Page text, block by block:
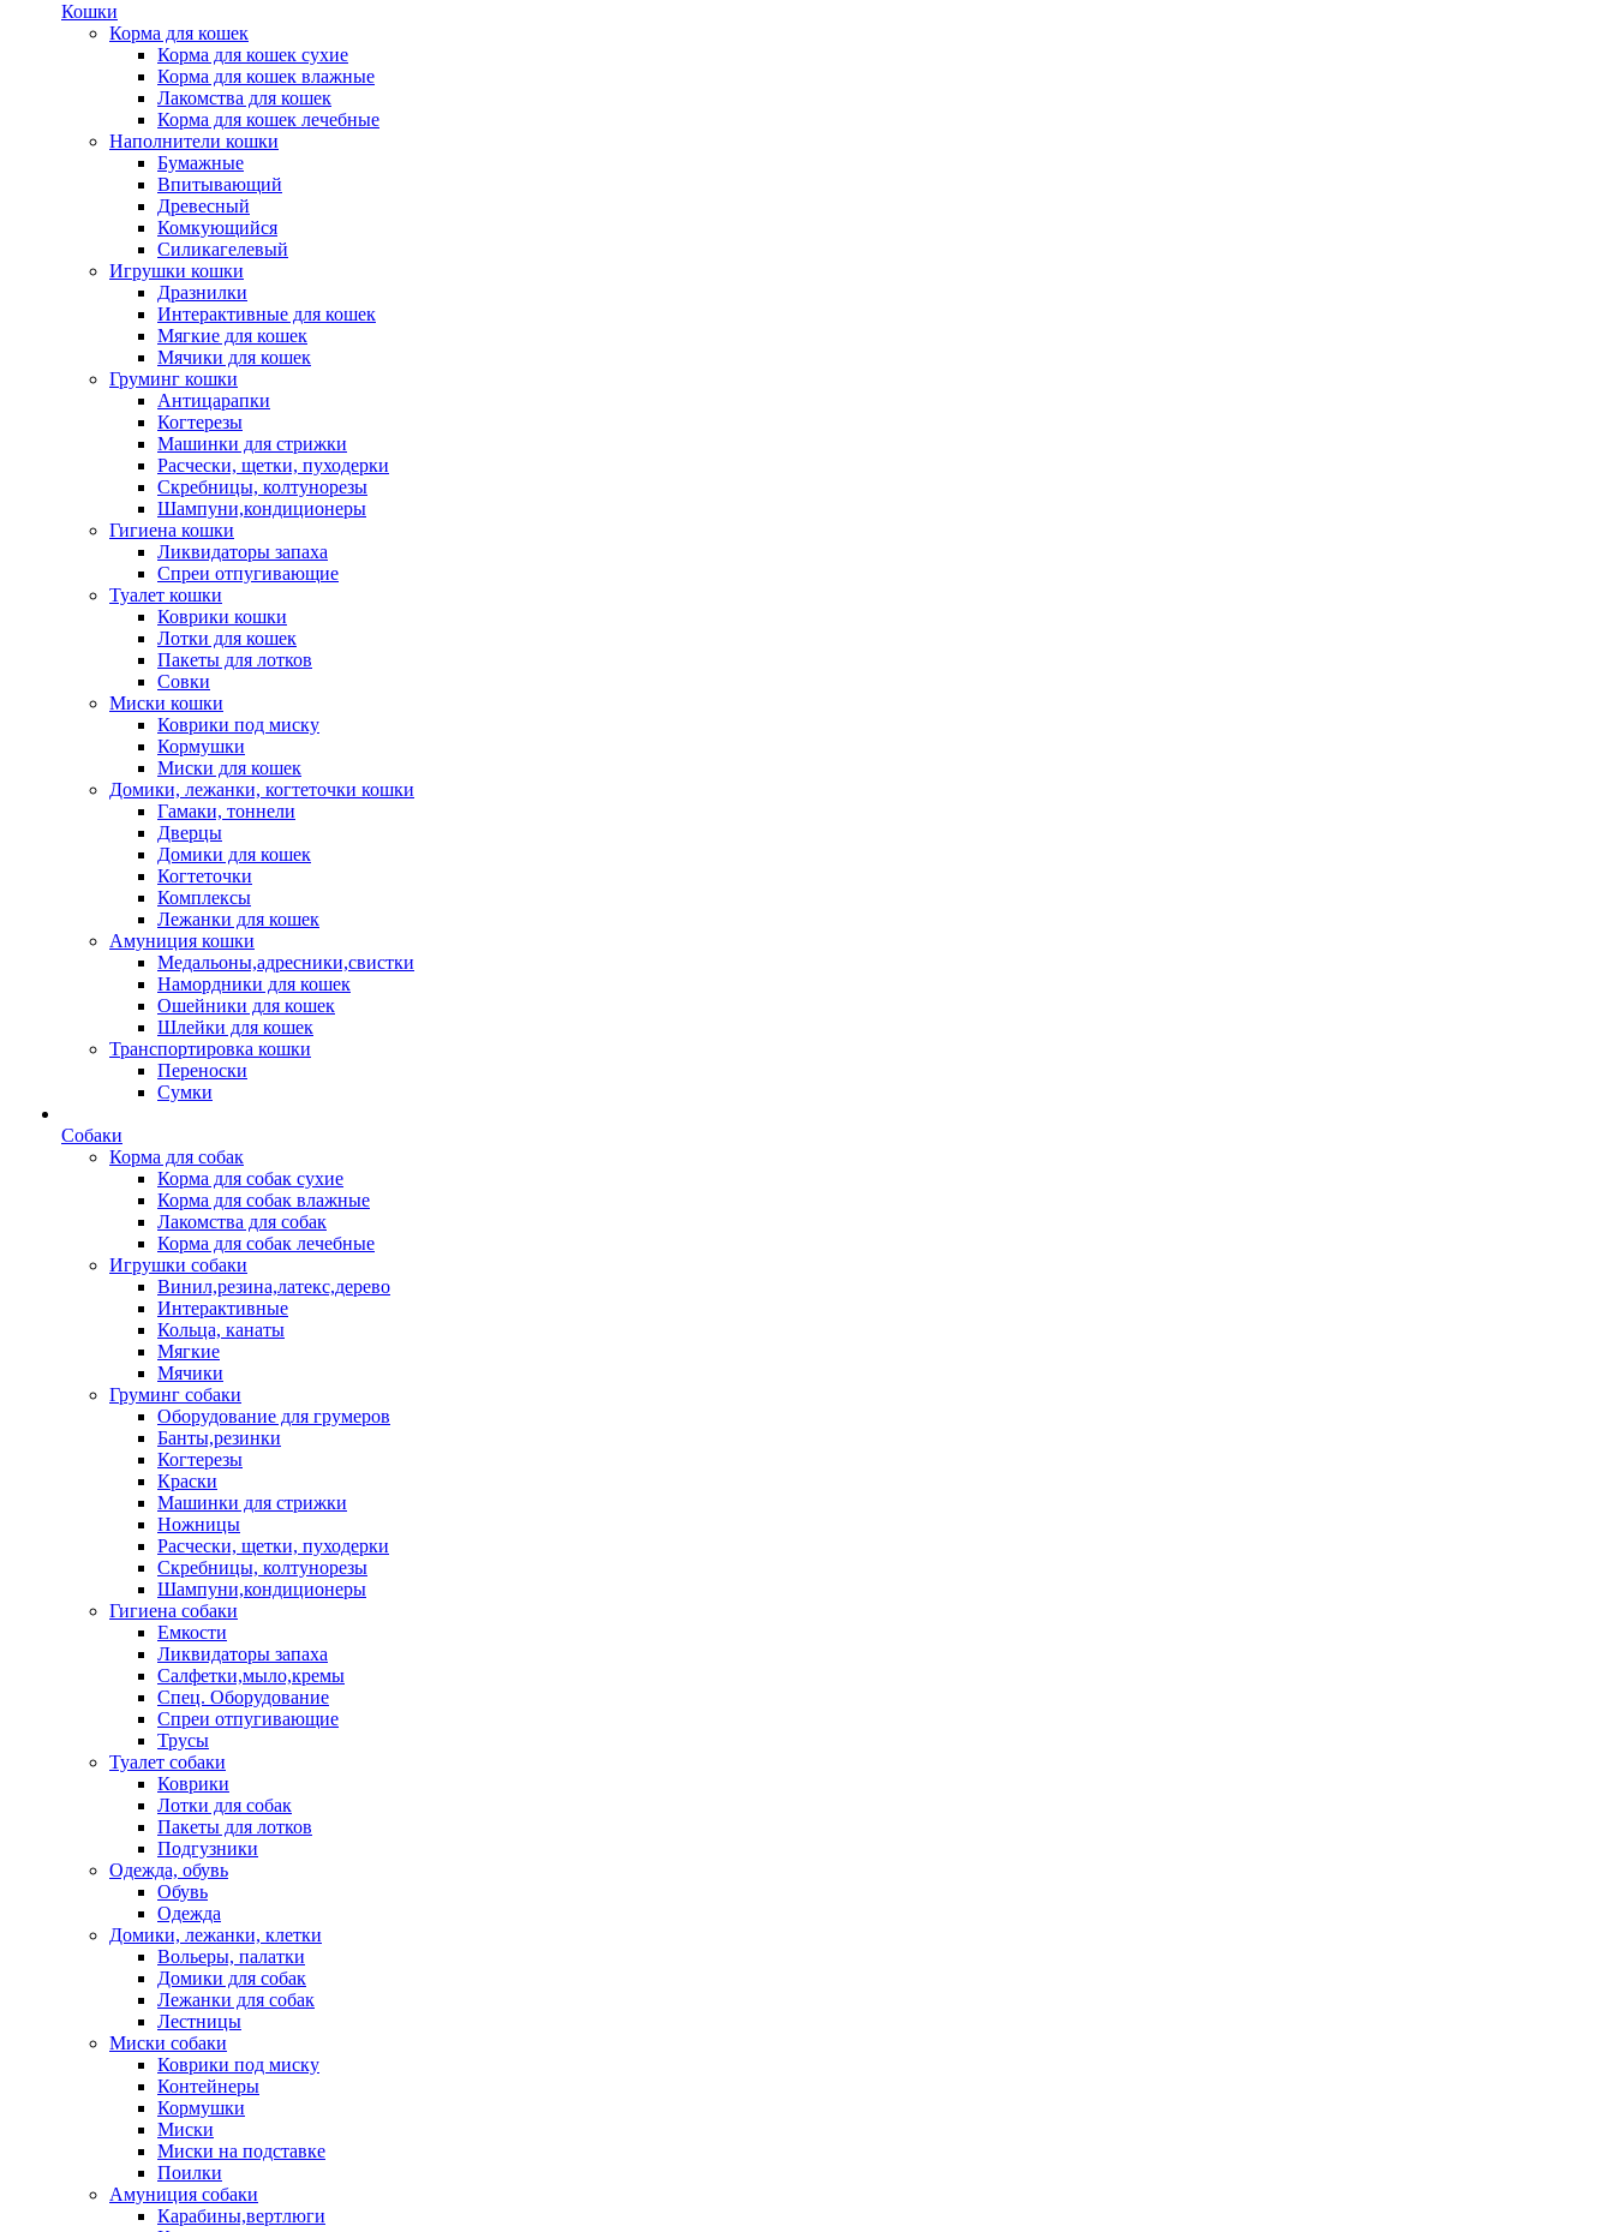
Кошки
Корма для кошек
Корма для кошек сухие
Корма для кошек влажные
Лакомства для кошек
Корма для кошек лечебные
Наполнители кошки
Бумажные
Впитывающий
Древесный
Комкующийся
Силикагелевый
Игрушки кошки
Дразнилки
Интерактивные для кошек
Мягкие для кошек
Мячики для кошек
Груминг кошки
Антицарапки
Когтерезы
Машинки для стрижки
Расчески, щетки, пуходерки
Скребницы, колтунорезы
Шампуни,кондиционеры
Гигиена кошки
Ликвидаторы запаха
Спреи отпугивающие
Туалет кошки
Коврики кошки
Лотки для кошек
Пакеты для лотков
Совки
Миски кошки
Коврики под миску
Кормушки
Миски для кошек
Домики, лежанки, когтеточки кошки
Гамаки, тоннели
Дверцы
Домики для кошек
Когтеточки
Комплексы
Лежанки для кошек
Амуниция кошки
Медальоны,адресники,свистки
Намордники для кошек
Ошейники для кошек
Шлейки для кошек
Транспортировка кошки
Переноски
Сумки
Собаки
Корма для собак
Корма для собак сухие
Корма для собак влажные
Лакомства для собак
Корма для собак лечебные
Игрушки собаки
Винил,резина,латекс,дерево
Интерактивные
Кольца, канаты
Мягкие
Мячики
Груминг собаки
Оборудование для грумеров
Банты,резинки
Когтерезы
Краски
Машинки для стрижки
Ножницы
Расчески, щетки, пуходерки
Скребницы, колтунорезы
Шампуни,кондиционеры
Гигиена собаки
Емкости
Ликвидаторы запаха
Салфетки,мыло,кремы
Спец. Оборудование
Спреи отпугивающие
Трусы
Туалет собаки
Коврики
Лотки для собак
Пакеты для лотков
Подгузники
Одежда, обувь
Обувь
Одежда
Домики, лежанки, клетки
Вольеры, палатки
Домики для собак
Лежанки для собак
Лестницы
Миски собаки
Коврики под миску
Контейнеры
Кормушки
Миски
Миски на подставке
Поилки
Амуниция собаки
Карабины,вертлюги